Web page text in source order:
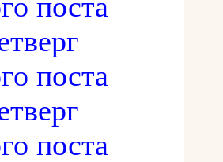
поста
поста